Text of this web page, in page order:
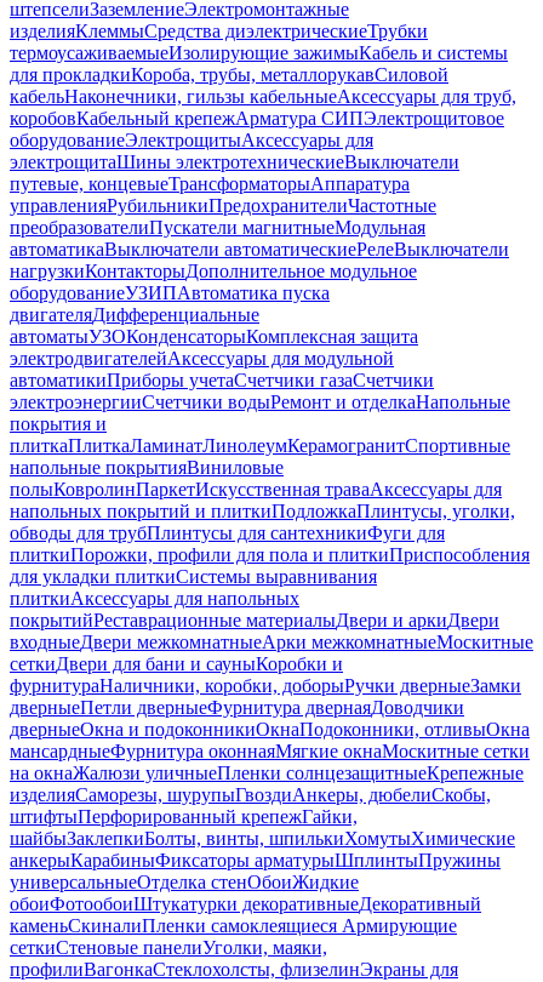
штепселиЗаземлениеЭлектромонтажные
изделияКлеммыСредства диэлектрическиеТрубки
термоусаживаемыеИзолирующие зажимыКабель и системы
для прокладкиКороба, трубы, металлорукавСиловой
кабельНаконечники, гильзы кабельныеАксессуары для труб,
коробовКабельный крепежАрматура СИПЭлектрощитовое
оборудованиеЭлектрощитыАксессуары для
электрощитаШины электротехническиеВыключатели
путевые, концевыеТрансформаторыАппаратура
управленияРубильникиПредохранителиЧастотные
преобразователиПускатели магнитныеМодульная
автоматикаВыключатели автоматическиеРелеВыключатели
нагрузкиКонтакторыДополнительное модульное
оборудованиеУЗИПАвтоматика пуска
двигателяДифференциальные
автоматыУЗОКонденсаторыКомплексная защита
электродвигателейАксессуары для модульной
автоматикиПриборы учетаСчетчики газаСчетчики
электроэнергииСчетчики водыРемонт и отделкаНапольные
покрытия и
плиткаПлиткаЛаминатЛинолеумКерамогранитСпортивные
напольные покрытияВиниловые
полыКовролинПаркетИскусственная траваАксессуары для
напольных покрытий и плиткиПодложкаПлинтусы, уголки,
обводы для трубПлинтусы для сантехникиФуги для
плиткиПорожки, профили для пола и плиткиПриспособления
для укладки плиткиСистемы выравнивания
плиткиАксессуары для напольных
покрытийРеставрационные материалыДвери и аркиДвери
входныеДвери межкомнатныеАрки межкомнатныеМоскитные
сеткиДвери для бани и сауныКоробки и
фурнитураНаличники, коробки, доборыРучки дверныеЗамки
дверныеПетли дверныеФурнитура двернаяДоводчики
дверныеОкна и подоконникиОкнаПодоконники, отливыОкна
мансардныеФурнитура оконнаяМягкие окнаМоскитные сетки
на окнаЖалюзи уличныеПленки солнцезащитныеКрепежные
изделияСаморезы, шурупыГвоздиАнкеры, дюбелиСкобы,
штифтыПерфорированный крепежГайки,
шайбыЗаклепкиБолты, винты, шпилькиХомутыХимические
анкерыКарабиныФиксаторы арматурыШплинтыПружины
универсальныеОтделка стенОбоиЖидкие
обоиФотообоиШтукатурки декоративныеДекоративный
каменьСкиналиПленки самоклеящиеся Армирующие
сеткиСтеновые панелиУголки, маяки,
профилиВагонкаСтеклохолсты, флизелинЭкраны для